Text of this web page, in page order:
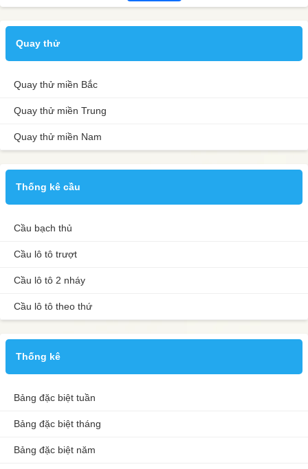
Quay thử
Quay thử miền Bắc
Quay thử miền Trung
Quay thử miền Nam
Thống kê cầu
Cầu bạch thủ
Cầu lô tô trượt
Cầu lô tô 2 nháy
Cầu lô tô theo thứ
Thống kê
Bảng đặc biệt tuần
Bảng đặc biệt tháng
Bảng đặc biệt năm